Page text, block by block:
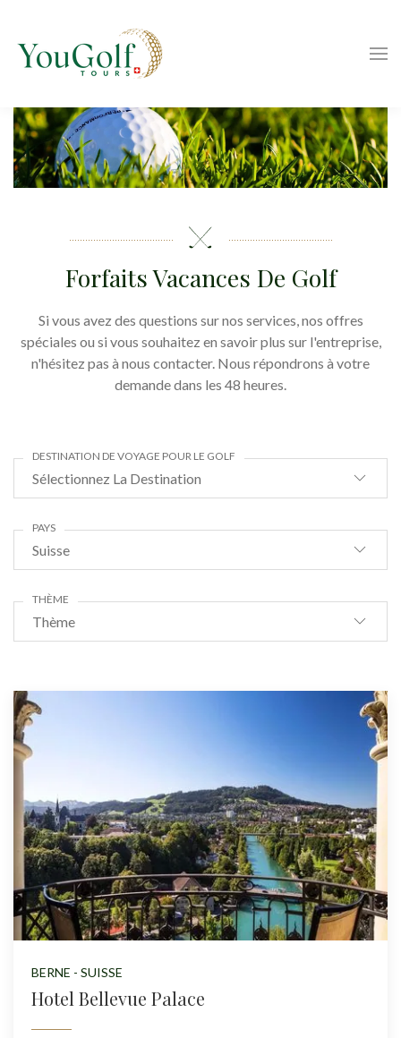
Forfaits Vacances De Golf
Si vous avez des questions sur nos services, nos offres
spéciales ou si vous souhaitez en savoir plus sur l'entreprise,
n'hésitez pas à nous contacter. Nous répondrons à votre
demande dans les 48 heures.
Sélectionnez La Destination
DESTINATION DE VOYAGE POUR LE GOLF
Suisse
PAYS
Thème
THÈME
BERNE - SUISSE
Hotel Bellevue Palace